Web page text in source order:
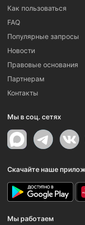
Как пользоваться
FAQ
Популярные запросы
Новости
Правовые основания
Партнерам
Контакты
Мы в соц. сетях
Скачайте наше
Мы работаем